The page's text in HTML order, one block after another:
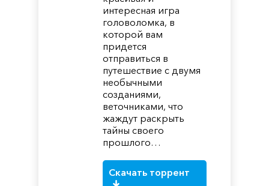
интересная игра
головоломка, в
которой вам
придется
отправиться в
путешествие с двумя
необычными
созданиями,
веточниками, что
жаждут раскрыть
тайны своего
прошлого…
Скачать торрент